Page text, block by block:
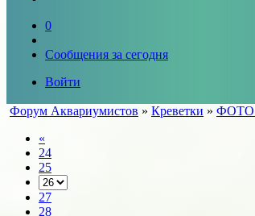
0
Сообщения за сегодня
Войти
Форум Аквариумистов » Креветки » ФОТО
«
24
25
27
28